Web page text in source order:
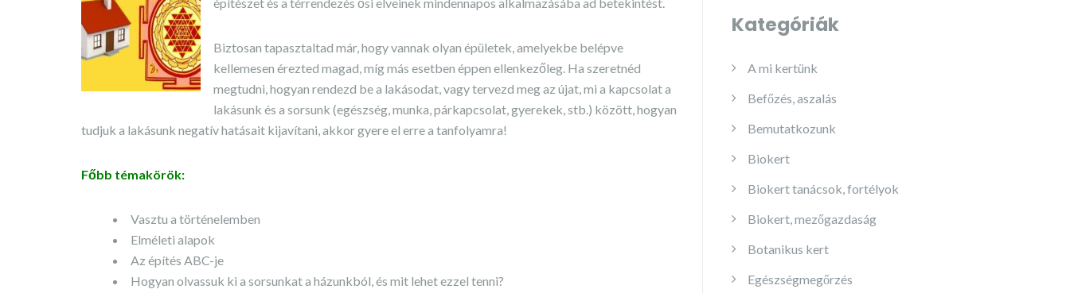
Biztosan tapasztaltad már, hogy vannak olyan épületek, amelyekbe belépve
kellemesen érezted magad, míg más esetben éppen ellenkezőleg. Ha szeretnéd
megtudni, hogyan rendezd be a lakásodat, vagy tervezd meg az újat, mi a kapcsolat a
lakásunk és a sorsunk (egészség, munka, párkapcsolat, gyerekek, stb.) között, hogyan
tudjuk a lakásunk negatív hatásait kijavítani, akkor gyere el erre a tanfolyamra!
Főbb témakörök:
Vasztu a történelemben
Elméleti alapok
Az építés ABC-je
Hogyan olvassuk ki a sorsunkat a házunkból, és mit lehet ezzel tenni?
Kategóriák
A mi kertünk
Befőzés, aszalás
Bemutatkozunk
Biokert
Biokert tanácsok, fortélyok
Biokert, mezőgazdaság
Botanikus kert
Egészségmegőrzés